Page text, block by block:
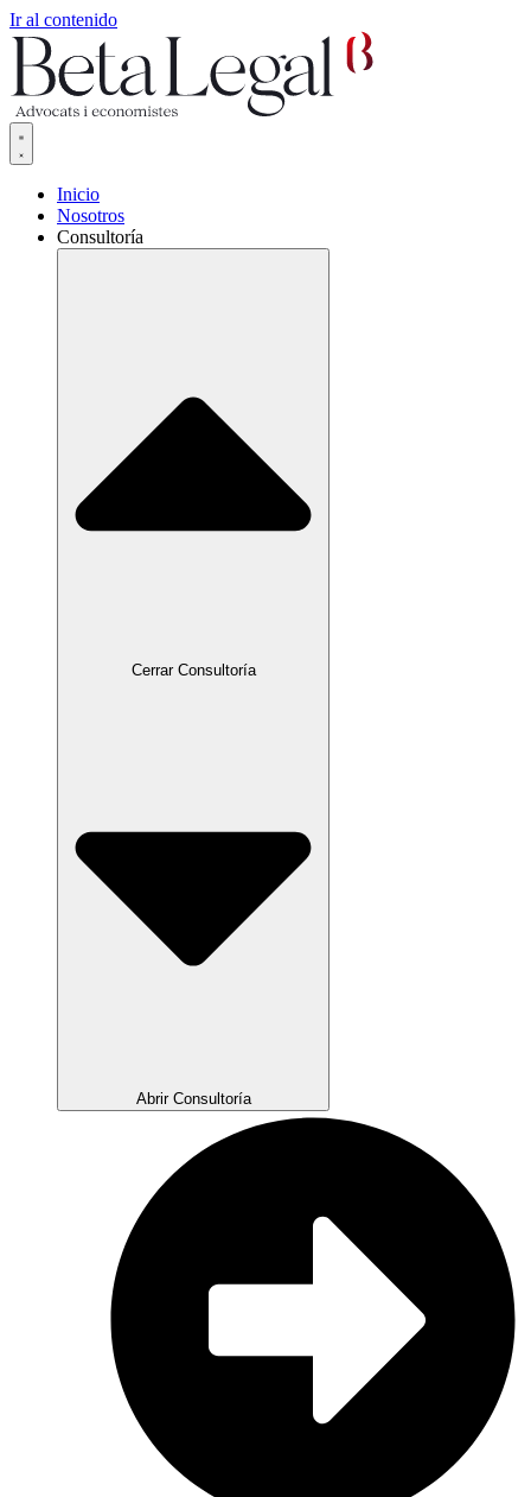
Ir al contenido
Inicio
Nosotros
Consultoría
Cerrar Consultoría
Abrir Consultoría